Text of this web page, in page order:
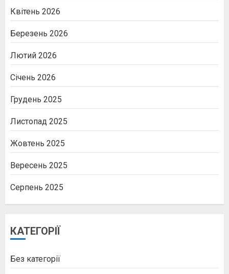
Квітень 2026
Березень 2026
Лютий 2026
Січень 2026
Грудень 2025
Листопад 2025
Жовтень 2025
Вересень 2025
Серпень 2025
КАТЕГОРІЇ
Без категорії